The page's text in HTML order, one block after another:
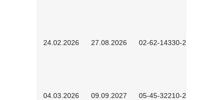
24.02.2026 27.08.2026 02-62-14330-2501
04.03.2026 09.09.2027 05-45-32210-2601